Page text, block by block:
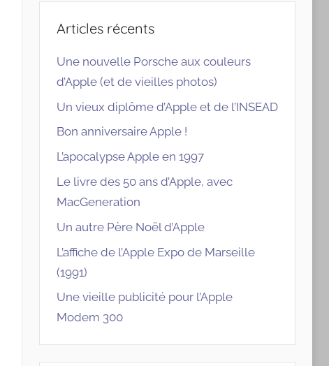
Articles récents
Une nouvelle Porsche aux couleurs
d’Apple (et de vieilles photos)
Un vieux diplôme d’Apple et de l’INSEAD
Bon anniversaire Apple !
L’apocalypse Apple en 1997
Le livre des 50 ans d’Apple, avec
MacGeneration
Un autre Père Noël d’Apple
L’affiche de l’Apple Expo de Marseille
(1991)
Une vieille publicité pour l’Apple
Modem 300